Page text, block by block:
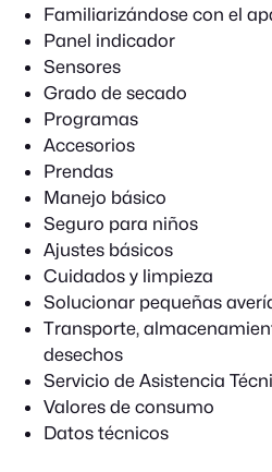
Familiarizándose con el
Panel indicador
Sensores
Grado de secado
Programas
Accesorios
Prendas
Manejo básico
Seguro para niños
Ajustes básicos
Cuidados y limpieza
Solucionar pequeñas
Transporte,
desechos
Servicio de Asistencia
Valores de consumo
Datos técnicos